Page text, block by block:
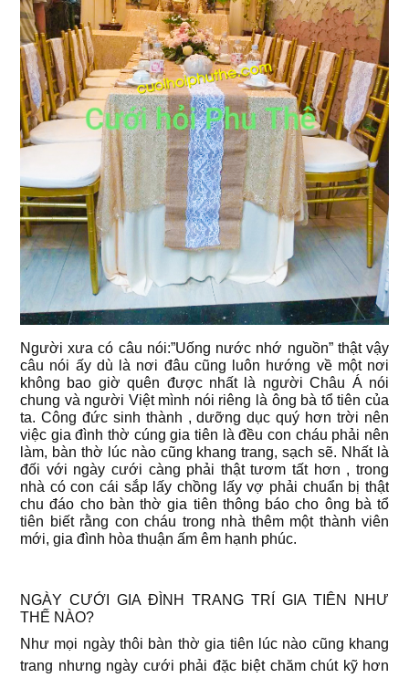
Người xưa có câu nói:”Uống nước nhớ nguồn” thật vậy
câu nói ấy dù là nơi đâu cũng luôn hướng về một nơi
không bao giờ quên được nhất là người Châu Á nói
chung và người Việt mình nói riêng là ông bà tổ tiên của
ta. Công đức sinh thành , dưỡng dục quý hơn trời nên
việc gia đình thờ cúng gia tiên là đều con cháu phải nên
làm, bàn thờ lúc nào cũng khang trang, sạch sẽ. Nhất là
đối với ngày cưới càng phải thật tươm tất hơn , trong
nhà có con cái sắp lấy chồng lấy vợ phải chuẩn bị thật
chu đáo cho bàn thờ gia tiên thông báo cho ông bà tổ
tiên biết rằng con cháu trong nhà thêm một thành viên
mới, gia đình hòa thuận ấm êm hạnh phúc.
NGÀY CƯỚI GIA ĐÌNH TRANG TRÍ GIA TIÊN NHƯ
THẾ NÀO?
Như mọi ngày thôi bàn thờ gia tiên lúc nào cũng khang
trang nhưng ngày cưới phải đặc biệt chăm chút kỹ hơn